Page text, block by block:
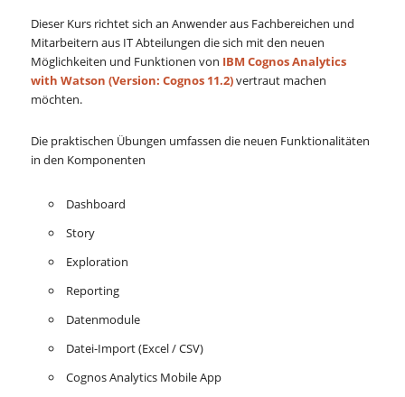
Dieser Kurs richtet sich an Anwender aus Fachbereichen und
Mitarbeitern aus IT Abteilungen die sich mit den neuen
Möglichkeiten und Funktionen von IBM Cognos Analytics
with Watson (Version: Cognos 11.2)vertraut machen
möchten.
Die praktischen Übungen umfassen die neuen Funktionalitäten
in den Komponenten
Dashboard
Story
Exploration
Reporting
Datenmodule
Datei-Import (Excel / CSV)
Cognos Analytics Mobile App